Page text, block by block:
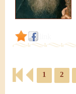
1 2